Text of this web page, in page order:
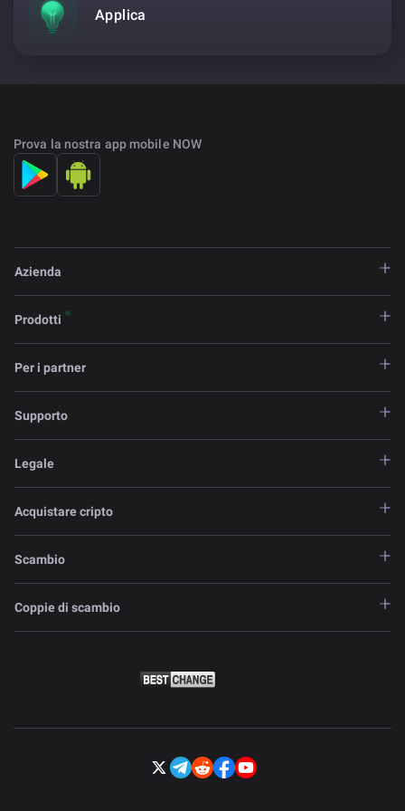
Applica
Prova la nostra app mobile NOW
Azienda
Prodotti
Per i partner
Supporto
Legale
Acquistare cripto
Scambio
Coppie di scambio